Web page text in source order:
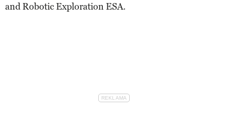
and Robotic Exploration ESA.